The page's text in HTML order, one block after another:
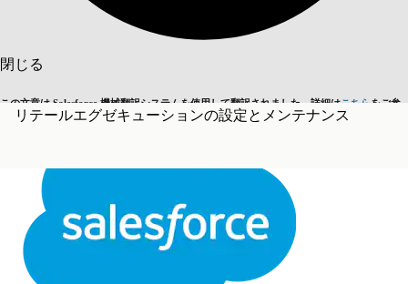
閉じる
この文章は Salesforce 機械翻訳システムを使用して翻訳されました。詳細はこちら をご参
照ください。
英語に切り替える 今はしません
閉じる 閉じる
リテールエグゼキューションの設定とメンテナンス